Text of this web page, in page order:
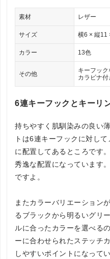
素材 レザー
サイズ 横6 × 縦11
カラー 13色
その他
キーフッ
カラビナ付
6連キーフックとキーリ
持ちやすく肌馴染みの良い
トは6連キーフックに対し
に配置してあるところです
秀逸な配置になっています
ですよ。
またカラーバリエーション
るブラックから明るいグリ
ルに合ったカラーを選べる
ーに合わせられたステッチ
しやすいポイントになってい